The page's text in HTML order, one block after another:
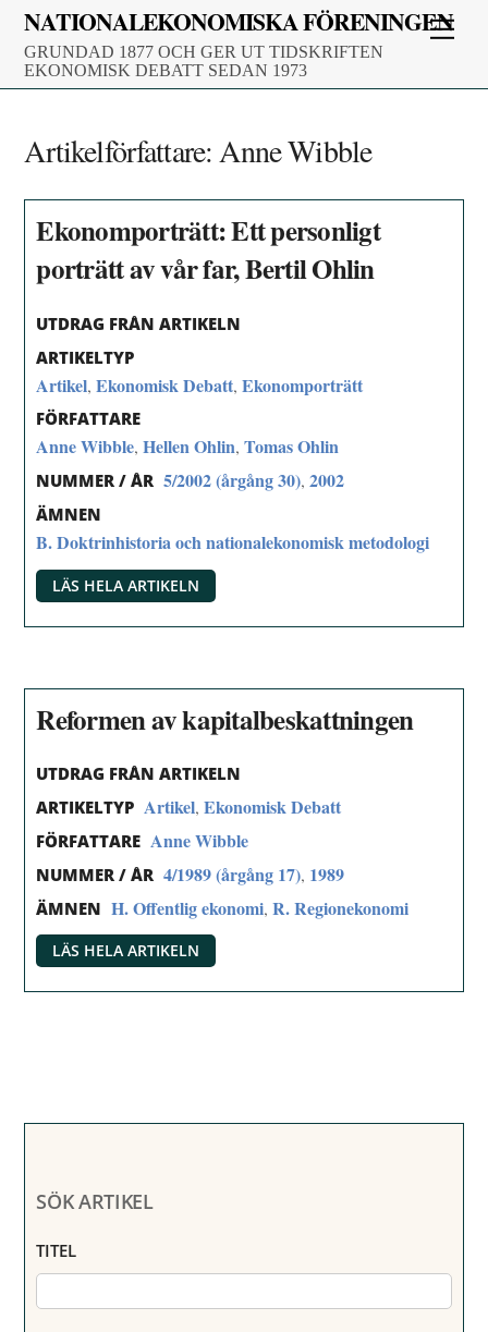
Skip
content
NATIONALEKONOMISKA FÖRENINGEN
GRUNDAD 1877 OCH GER UT TIDSKRIFTEN
EKONOMISK DEBATT SEDAN 1973
Artikelförfattare:Anne Wibble
Ekonomporträtt: Ett personligt
porträtt av vår far, Bertil Ohlin
UTDRAG FRÅN ARTIKELN
ARTIKELTYP
Artikel,Ekonomisk Debatt,Ekonomporträtt
FÖRFATTARE
Anne Wibble,Hellen Ohlin,Tomas Ohlin
NUMMER / ÅR 5/2002 (årgång 30),2002
ÄMNEN
B. Doktrinhistoria och nationalekonomisk metodologi
LÄS HELA ARTIKELN
Reformen av kapitalbeskattningen
UTDRAG FRÅN ARTIKELN
ARTIKELTYP Artikel,Ekonomisk Debatt
FÖRFATTARE Anne Wibble
NUMMER / ÅR 4/1989 (årgång 17), 1989
ÄMNEN H. Offentlig ekonomi,R. Regionekonomi
LÄS HELA ARTIKELN
SÖK ARTIKEL
TITEL